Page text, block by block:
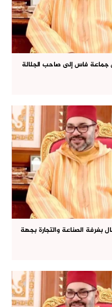
جماعة فاس إلى صاحب الجلالة
بغرفة الصناعة والتجارة بجهة